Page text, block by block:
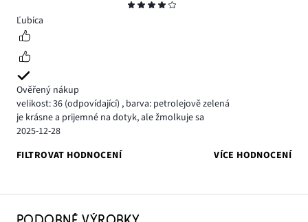
4
Ľubica
Ověřený nákup
velikost: 36 (odpovídající) , barva: petrolejově zelená
je krásne a prijemné na dotyk, ale žmolkuje sa
2025-12-28
FILTROVAT HODNOCENÍ
VÍCE HODNOCENÍ